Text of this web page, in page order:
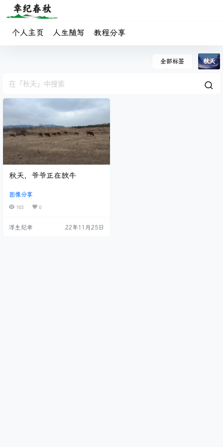
个人主页 人生随写 教程分享
全部标签 秋天
秋天，爷爷正在放牛
图像分享
103 0
浮生纪幸 22年11月25日